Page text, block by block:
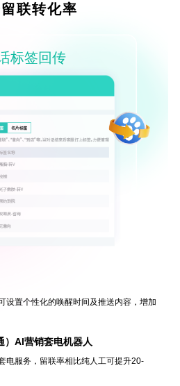
联转化率
设置个性化的唤醒时间及推送内容，增加
AI营销套电机器人
电服务，留联率相比纯人工可提升20-
标签回传